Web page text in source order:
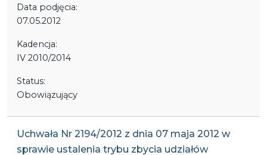
Data podjęcia:
07.05.2012
Kadencja:
IV 2010/2014
Status:
Obowiązujący
Uchwała Nr 2194/2012 z dnia 07 maja 2012 w
sprawie ustalenia trybu zbycia udziałów